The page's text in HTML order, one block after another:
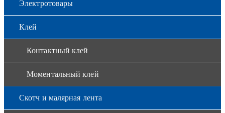
Электротовары
Клей
Контактный клей
Моментальный клей
Скотч и малярная лента